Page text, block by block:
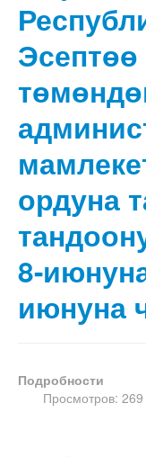
ордуна
8-
июнуна
Подробности
Просмотров: 269